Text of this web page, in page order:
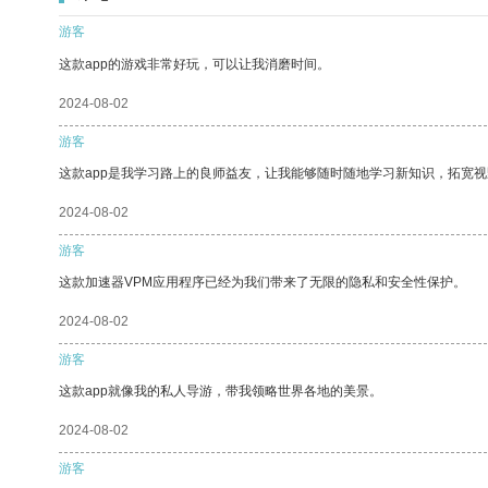
游客
这款app的游戏非常好玩，可以让我消磨时间。
2024-08-02
游客
这款app是我学习路上的良师益友，让我能够随时随地学习新知识，拓宽
2024-08-02
游客
这款加速器VPM应用程序已经为我们带来了无限的隐私和安全性保护。
2024-08-02
游客
这款app就像我的私人导游，带我领略世界各地的美景。
2024-08-02
游客